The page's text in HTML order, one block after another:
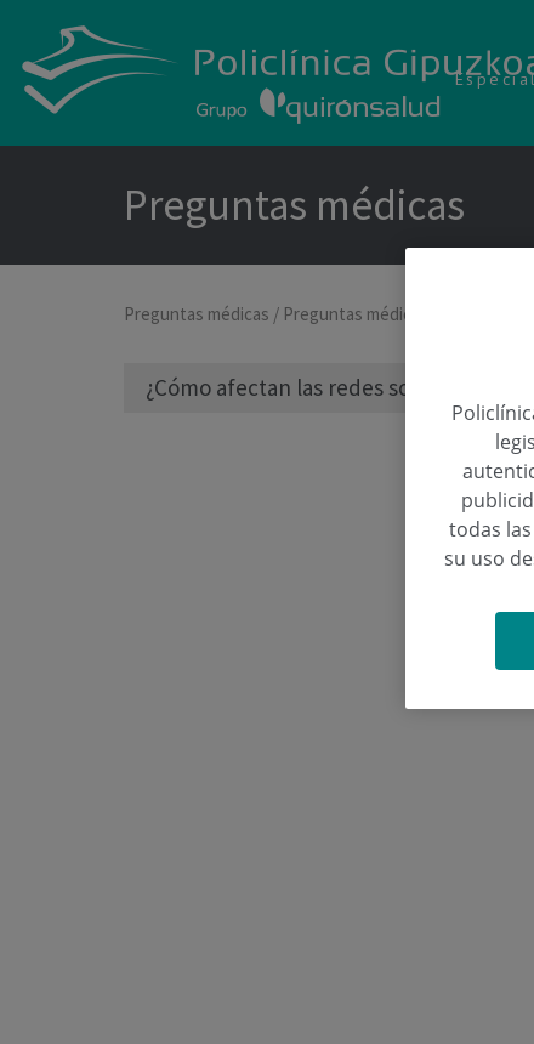
Preguntas médicas
Preguntas médicas / Preguntas médicas sobre
¿Cómo afectan las redes sociales a las
todas
su uso